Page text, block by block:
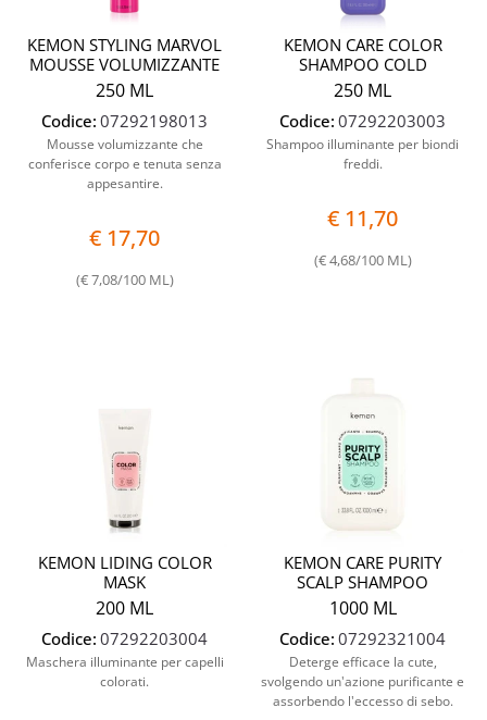
KEMON STYLING MARVOL
MOUSSE VOLUMIZZANTE
250 ML
Codice: 07292198013
Mousse volumizzante che
conferisce corpo e tenuta senza
appesantire.
€ 17,70
(€ 7,08/100 ML)
KEMON CARE COLOR
SHAMPOO COLD
250 ML
Codice: 07292203003
Shampoo illuminante per biondi
freddi.
€ 11,70
(€ 4,68/100 ML)
KEMON LIDING COLOR
MASK
200 ML
Codice: 07292203004
Maschera illuminante per capelli
colorati.
KEMON CARE PURITY
SCALP SHAMPOO
1000 ML
Codice: 07292321004
Deterge efficace la cute,
svolgendo un'azione purificante e
assorbendo l'eccesso di sebo.